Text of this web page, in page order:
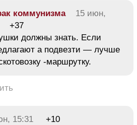
коммунизма
15 июн,
+37
должны знать. Если
а подвезти — лучше
-маршрутку.
15:31
+10